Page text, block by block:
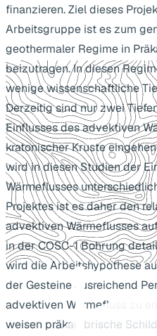
finanzieren. Ziel dieses
Arbeitsgruppe ist es zum
geothermaler Regime in
beizutragen. In diesen
wenige wissenschaftliche
Derzeitig sind nur zwei
Einflusses des advektiven
kratonischer Kruste
wird in diesen Studien der
Wärmeflusses
Projektes ist es daher den
advektiven Wärmeflusses
in der COSC-1 Bohrung
wird die Arbeitshypothese
der Gesteine ausreichend
advektiven Wärmefluss zu
weisen präkambrische